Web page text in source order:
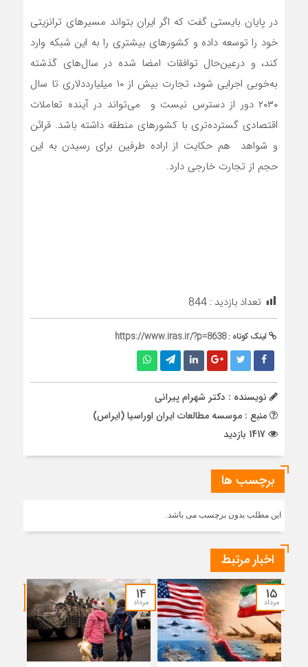
در پایان بایستی گفت که اگر ایران بتواند مسیرهای ترانزیتی
خود را توسعه داده و کشورهای بیشتری را به این شبکه وارد
کند، و درعین‌حال توافقات امضا شده در سال‌های گذشته
به‌خوبی اجرایی شود، تجارت بیش از ۱۰ میلیارددلاری تا سال
۲۰۳۰ دور از دسترس نیست و می‌تواند در آینده تعاملات
اقتصادی گسترده‌تری با کشورهای منطقه داشته باشد. قرائن
و شواهد هم حکایت از اراده طرفین برای رسیدن به این
حجم از تجارت خارجی دارد.
تعداد بازدید : 844
لینک کوتاه :https://www.iras.ir/?p=8638
نویسنده : دکتر شهرام پیرانی
منبع : موسسه مطالعات ایران اوراسیا (ایراس)
برچسب ها
این مطلب بدون برچسب می باشد.
اخبار مرتبط
۱۵
مرداد ۱۴
مرداد